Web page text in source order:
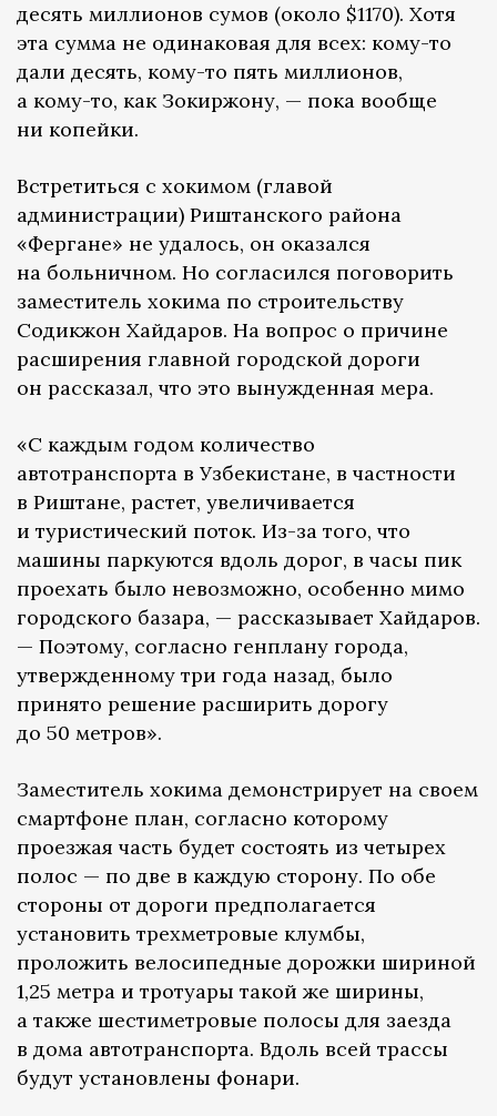
десять миллионов сумов (около $1170). Хотя
эта сумма не одинаковая для всех: кому-то
дали десять, кому-то пять миллионов,
а кому-то, как Зокиржону, — пока вообще
ни копейки.
Встретиться с хокимом (главой
администрации) Риштанского района
«Фергане» не удалось, он оказался
на больничном. Но согласился поговорить
заместитель хокима по строительству
Содикжон Хайдаров. На вопрос о причине
расширения главной городской дороги
он рассказал, что это вынужденная мера.
«С каждым годом количество
автотранспорта в Узбекистане, в частности
в Риштане, растет, увеличивается
и туристический поток. Из-за того, что
машины паркуются вдоль дорог, в часы пик
проехать было невозможно, особенно мимо
городского базара, — рассказывает Хайдаров.
— Поэтому, согласно генплану города,
утвержденному три года назад, было
принято решение расширить дорогу
до 50 метров».
Заместитель хокима демонстрирует на своем
смартфоне план, согласно которому
проезжая часть будет состоять из четырех
полос — по две в каждую сторону. По обе
стороны от дороги предполагается
установить трехметровые клумбы,
проложить велосипедные дорожки шириной
1,25 метра и тротуары такой же ширины,
а также шестиметровые полосы для заезда
в дома автотранспорта. Вдоль всей трассы
будут установлены фонари.